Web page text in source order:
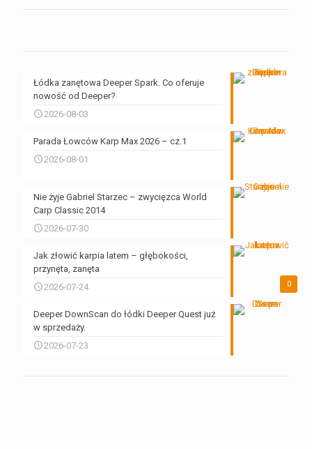
Łódka zanętowa Deeper Spark. Co oferuje
nowość od Deeper?
2026-08-03
Parada Łowców Karp Max 2026 – cz.1
2026-08-01
Nie żyje Gabriel Starzec – zwycięzca World
Carp Classic 2014
2026-07-30
0
Jak złowić karpia latem – głębokości,
przynęta, zanęta
2026-07-24
Deeper DownScan do łódki Deeper Quest już
w sprzedaży.
2026-07-23